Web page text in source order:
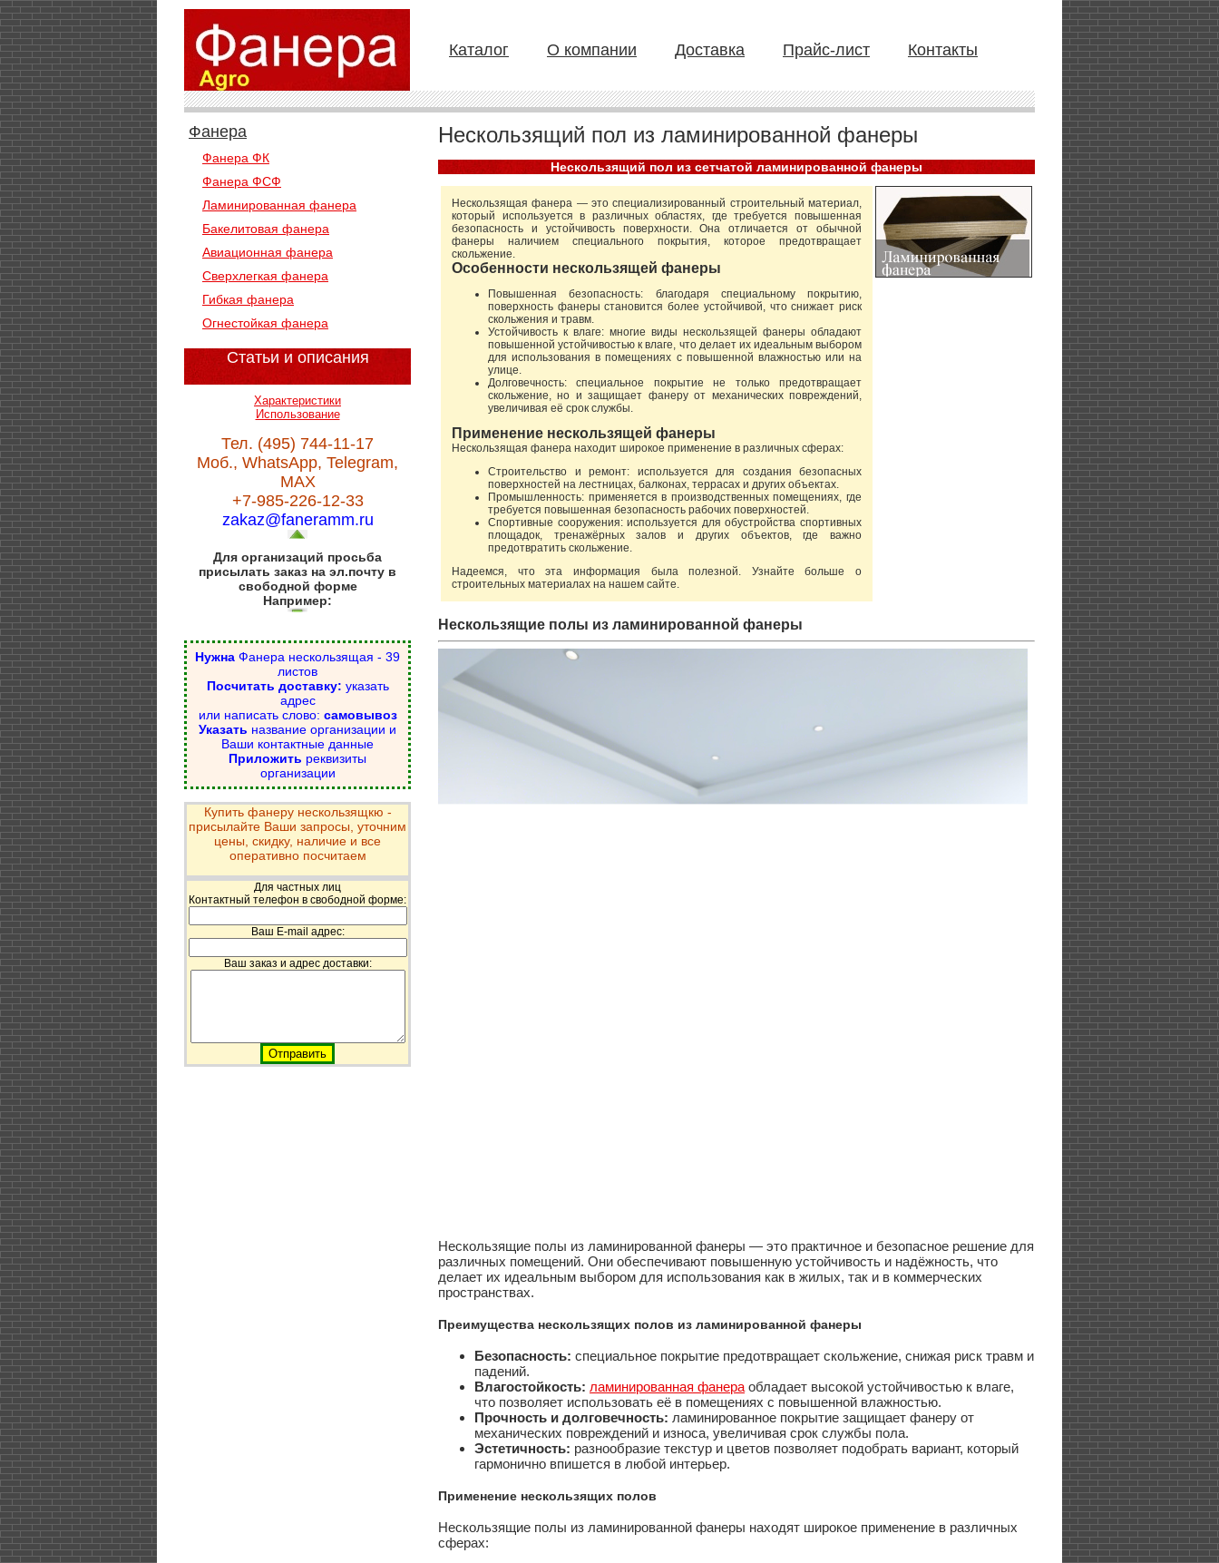
Каталог О компании Доставка Прайс-лист Контакты
Фанера
Фанера ФК
Фанера ФСФ
Ламинированная фанера
Бакелитовая фанера
Авиационная фанера
Сверхлегкая фанера
Гибкая фанера
Огнестойкая фанера
Статьи и описания
Характеристики
Использование
Тел. (495) 744-11-17
Моб., WhatsApp, Telegram,
MAX
+7-985-226-12-33
zakaz@faneramm.ru
Для организаций просьба
присылать заказ на эл.почту в
свободной форме
Например:
Нужна Фанера нескользящая - 39
листов
Посчитать доставку: указать
адрес
или написать слово: самовывоз
Указать название организации и
Ваши контактные данные
Приложить реквизиты
организации
Купить фанеру нескользящкю -
присылайте Ваши запросы, уточним
цены, скидку, наличие и все
оперативно посчитаем
Для частных лиц
Контактный телефон в свободной форме:
Ваш E-mail адрес:
Ваш заказ и адрес доставки:
Нескользящий пол из ламинированной фанеры
Нескользящий пол из сетчатой ламинированной фанеры
Нескользящая фанера — это специализированный строительный материал,
который используется в различных областях, где требуется повышенная
безопасность и устойчивость поверхности. Она отличается от обычной
фанеры наличием специального покрытия, которое предотвращает
скольжение.
Особенности нескользящей фанеры
Повышенная безопасность: благодаря специальному покрытию,
поверхность фанеры становится более устойчивой, что снижает риск
скольжения и травм.
Устойчивость к влаге: многие виды нескользящей фанеры обладают
повышенной устойчивостью к влаге, что делает их идеальным выбором
для использования в помещениях с повышенной влажностью или на
улице.
Долговечность: специальное покрытие не только предотвращает
скольжение, но и защищает фанеру от механических повреждений,
увеличивая её срок службы.
Применение нескользящей фанеры
Нескользящая фанера находит широкое применение в различных сферах:
Строительство и ремонт: используется для создания безопасных
поверхностей на лестницах, балконах, террасах и других объектах.
Промышленность: применяется в производственных помещениях, где
требуется повышенная безопасность рабочих поверхностей.
Спортивные сооружения: используется для обустройства спортивных
площадок, тренажёрных залов и других объектов, где важно
предотвратить скольжение.
Надеемся, что эта информация была полезной. Узнайте больше о
строительных материалах на нашем сайте.
Нескользящие полы из ламинированной фанеры
Нескользящие полы из ламинированной фанеры — это практичное и безопасное решение для
различных помещений. Они обеспечивают повышенную устойчивость и надёжность, что
делает их идеальным выбором для использования как в жилых, так и в коммерческих
пространствах.
Преимущества нескользящих полов из ламинированной фанеры
Безопасность: специальное покрытие предотвращает скольжение, снижая риск травм и
падений.
Влагостойкость: ламинированная фанера обладает высокой устойчивостью к влаге,
что позволяет использовать её в помещениях с повышенной влажностью.
Прочность и долговечность: ламинированное покрытие защищает фанеру от
механических повреждений и износа, увеличивая срок службы пола.
Эстетичность: разнообразие текстур и цветов позволяет подобрать вариант, который
гармонично впишется в любой интерьер.
Применение нескользящих полов
Нескользящие полы из ламинированной фанеры находят широкое применение в различных
сферах: